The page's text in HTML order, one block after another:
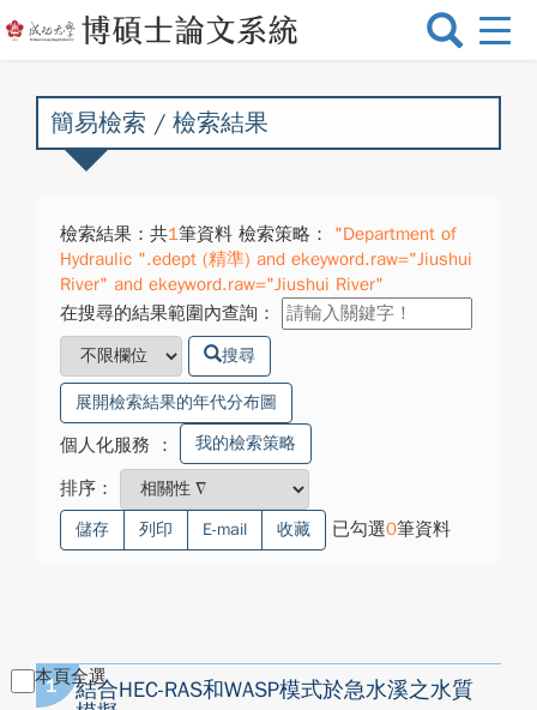
選
換
簡易檢索 / 檢索結果
檢索結果：共1筆資料 檢索策略：
"Department of
Hydraulic ".edept (精準) and ekeyword.raw="Jiushui
River" and ekeyword.raw="Jiushui River"
在搜尋的結果範圍內查詢：
搜尋
展開檢索結果的年代分布圖
個人化服務 ： 我的檢索策略
排序：
儲存 列印 E-mail 收藏 已勾選0筆資料
本頁全選
1
結合HEC-RAS和WASP模式於急水溪之水質